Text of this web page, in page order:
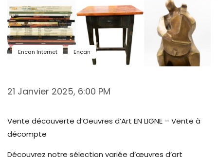
Encan Internet Encan
21 Janvier 2025, 6:00 PM
Vente découverte d’Oeuvres d’Art EN LIGNE – Vente à
décompte
Découvrez notre sélection variée d’œuvres d’art